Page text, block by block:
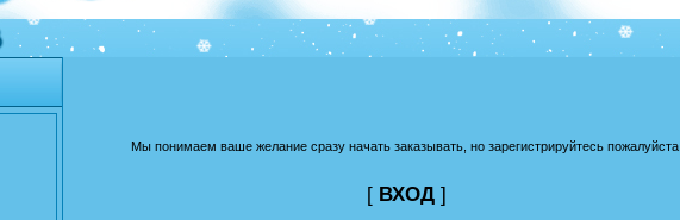
Мы понимаем ваше желание сразу начать заказывать, но зарегистрируйтесь пожалуйста.
[ ВХОД ]